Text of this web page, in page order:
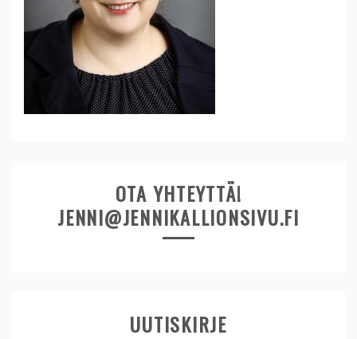
OTA YHTEYTTÄ!
JENNI@JENNIKALLIONSIVU.FI
UUTISKIRJE